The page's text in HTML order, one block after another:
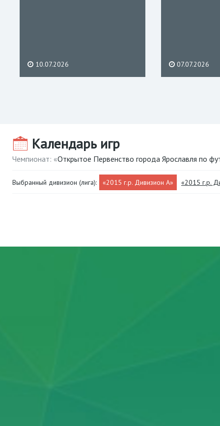
10.07.2026 07.07.2026
Календарь игр
Чемпионат: «Открытое Первенство города Ярославля по
Выбранный дивизион (лига): «2015 г.р. Дивизион А» «2015 г.р.